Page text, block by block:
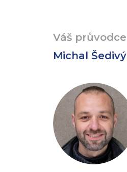
Váš průvodce
Michal Šedivý